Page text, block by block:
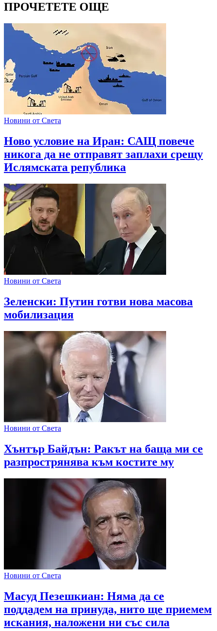
ПРОЧЕТЕТЕ ОЩЕ
Новини от Света
Ново условие на Иран: САЩ повече
никога да не отправят заплахи срещу
Ислямската република
Новини от Света
Зеленски: Путин готви нова масова
мобилизация
Новини от Света
Хънтър Байдън: Ракът на баща ми се
разпрострянява към костите му
Новини от Света
Масуд Пезешкиан: Няма да се
поддадем на принуда, нито ще приемем
искания, наложени ни със сила